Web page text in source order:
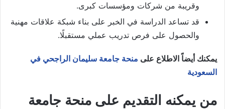
وقريبة من شركات ومؤسسات كبرى.
قد تساعد الدراسة في الخبر على بناء شبكة علاقات مهنية
والحصول على فرص تدريب عملي مستقبلًا.
يمكنك أيضاً الاطلاع على منحة جامعة سليمان الراجحي في
السعودية
من يمكنه التقديم على منحة جامعة